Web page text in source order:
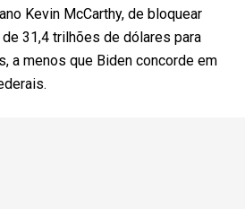
Kevin McCarthy, de bloquear
31,4 trilhões de dólares para
a menos que Biden concorde em